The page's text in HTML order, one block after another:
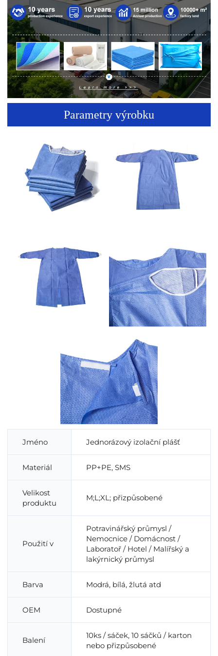
Parametry výrobku
Jméno Jednorázový izolační plášť
Materiál PP+PE, SMS
Velikost
produktu
M;L;XL; přizpůsobené
Použití v
Potravinářský průmysl /
Nemocnice / Domácnost /
Laboratoř / Hotel / Malířský a
lakýrnický průmysl
Barva Modrá, bílá, žlutá atd
OEM Dostupné
Balení
10ks / sáček, 10 sáčků / karton
nebo přizpůsobené